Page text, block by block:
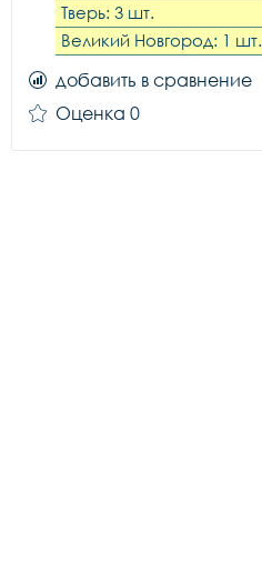
Тверь: 3 шт.
Великий Новгород: 1 шт.
добавить в сравнение
Оценка 0